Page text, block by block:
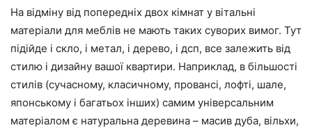
На відміну від попередніх двох кімнат у вітальні
матеріали для меблів не мають таких суворих вимог. Тут
підійде і скло, і метал, і дерево, і дсп, все залежить від
стилю і дизайну вашої квартири. Наприклад, в більшості
стилів (сучасному, класичному, провансі, лофті, шале,
японському і багатьох інших) самим універсальним
матеріалом є натуральна деревина – масив дуба, вільхи,